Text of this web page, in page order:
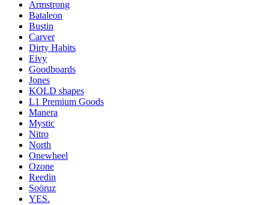
Armstrong
Bataleon
Bustin
Carver
Dirty Habits
Eivy
Goodboards
Jones
KOLD shapes
L1 Premium Goods
Manera
Mystic
Nitro
North
Onewheel
Ozone
Reedin
Soöruz
YES.